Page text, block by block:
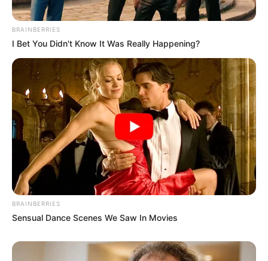
BRAINBERRIES
I Bet You Didn't Know It Was Really Happening?
BRAINBERRIES
Sensual Dance Scenes We Saw In Movies